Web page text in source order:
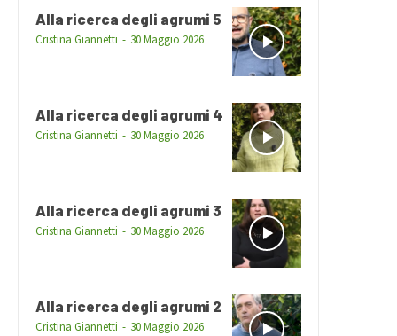
Alla ricerca degli agrumi 5
Cristina Giannetti - 30 Maggio 2026
Alla ricerca degli agrumi 4
Cristina Giannetti - 30 Maggio 2026
Alla ricerca degli agrumi 3
Cristina Giannetti - 30 Maggio 2026
Alla ricerca degli agrumi 2
Cristina Giannetti - 30 Maggio 2026